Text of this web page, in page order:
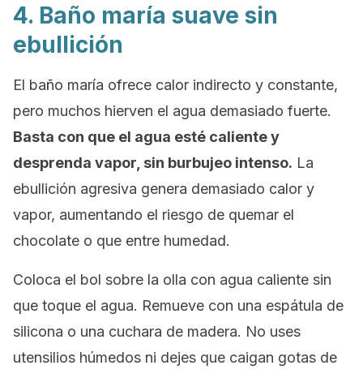
4. Baño maría suave sin
ebullición
El baño maría ofrece calor indirecto y constante,
pero muchos hierven el agua demasiado fuerte.
Basta con que el agua esté caliente y
desprenda vapor, sin burbujeo intenso. La
ebullición agresiva genera demasiado calor y
vapor, aumentando el riesgo de quemar el
chocolate o que entre humedad.
Coloca el bol sobre la olla con agua caliente sin
que toque el agua. Remueve con una espátula de
silicona o una cuchara de madera. No uses
utensilios húmedos ni dejes que caigan gotas de